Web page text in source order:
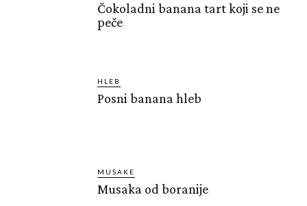
Čokoladni banana tart koji se ne
peče
HLEB
Posni banana hleb
MUSAKE
Musaka od boranije